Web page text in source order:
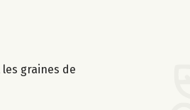
graines de